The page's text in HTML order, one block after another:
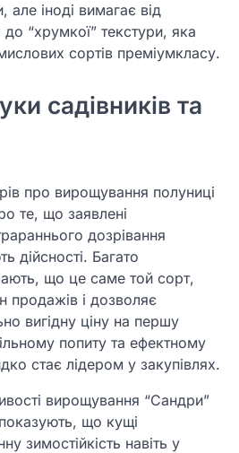
але іноді вимагає від
“хрумкої” текстури, яка
сортів преміумкласу.
садівників та
про вирощування полуниці
те, що заявлені
дозрівання
дійсності. Багато
що це саме той сорт,
продажів і дозволяє
вигідну ціну на першу
попиту та ефектному
стає лідером у закупівлях.
вирощування “Сандри”
що кущі
зимостійкість навіть у